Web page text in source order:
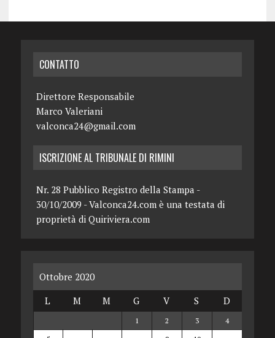
CONTATTO
Direttore Responsabile
Marco Valeriani
valconca24@gmail.com
ISCRIZIONE AL TRIBUNALE DI RIMINI
Nr. 28 Pubblico Registro della Stampa -
30/10/2009 - Valconca24.com è una testata di
proprietà di Quiriviera.com
Ottobre 2020
L
M M G V S D
1 2 3
4